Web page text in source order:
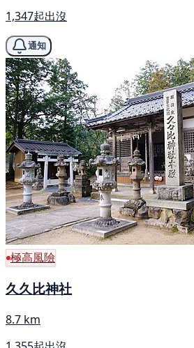
1,347起出沒
通知
極高風險
久久比神社
8.7 km